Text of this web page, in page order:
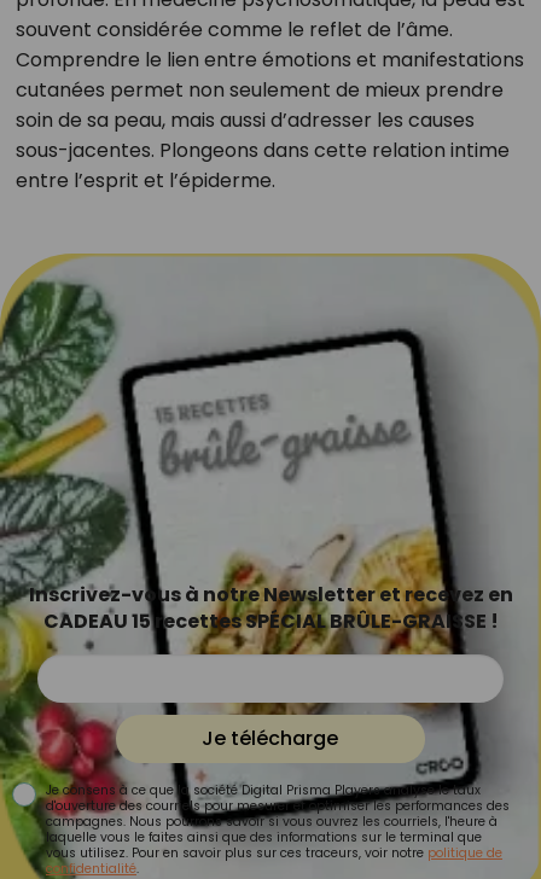
souvent considérée comme le reflet de l’âme.
Comprendre le lien entre émotions et manifestations
cutanées permet non seulement de mieux prendre
soin de sa peau, mais aussi d’adresser les causes
sous-jacentes. Plongeons dans cette relation intime
entre l’esprit et l’épiderme.
Inscrivez-vous à notre Newsletter et recevez en
CADEAU 15 recettes SPÉCIAL BRÛLE-GRAISSE !
Je télécharge
Je consens à ce que la société Digital Prisma Players analyse le taux
d'ouverture des courriels pour mesurer et optimiser les performances des
campagnes. Nous pourrons savoir si vous ouvrez les courriels, l'heure à
laquelle vous le faites ainsi que des informations sur le terminal que
vous utilisez. Pour en savoir plus sur ces traceurs, voir notre politique de
confidentialité.